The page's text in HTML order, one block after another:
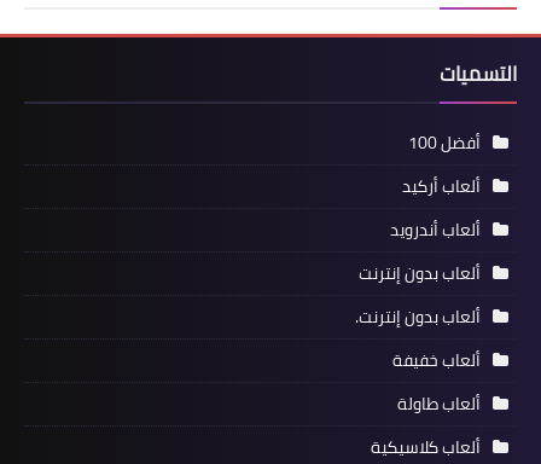
التسميات
أفضل 100
ألعاب أركيد
ألعاب أندرويد
ألعاب بدون إنترنت
ألعاب بدون إنترنت.
ألعاب خفيفة
ألعاب طاولة
ألعاب كلاسيكية